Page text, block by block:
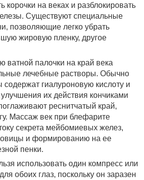
корочки на веках и разблокировать
Существуют специальные
позволяющие легко убрать
жировую пленку, другое
ватной палочки на край века
лечебные растворы. Обычно
содержат гиалуроновую кислоту и
их действия кончиками
реснитчатый край,
Массаж век при блефарите
секрета мейбомиевых желез,
и формированию на ее
пенки.
использовать один компресс или
обоих глаз, поскольку он заразен